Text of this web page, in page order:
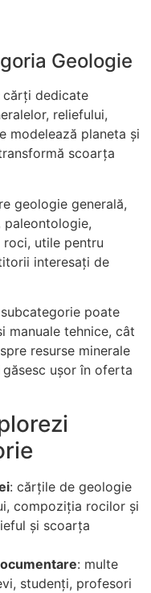
Geologie
cărți dedicate
reliefului,
modelează planeta și
scoarța
geologie generală,
utile pentru
interesați de
poate
manuale tehnice, cât
resurse minerale
ușor în oferta
: cărțile de geologie
compoziția rocilor și
și scoarța
: multe
studenți, profesori